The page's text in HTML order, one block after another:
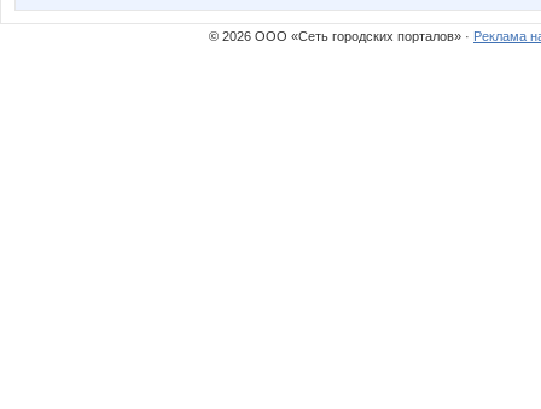
© 2026 ООО «Сеть городских порталов» · Реклама